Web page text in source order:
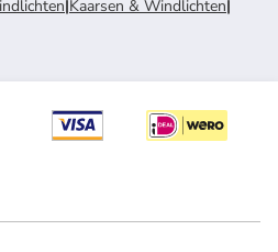
|Kaarsen & Windlichten|